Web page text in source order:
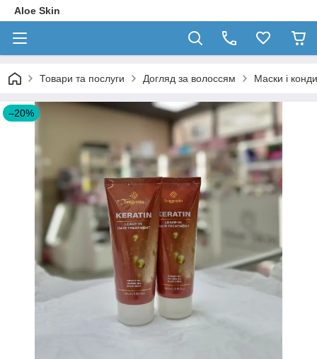
Aloe Skin
Товари та послуги Догляд за волоссям Маски і
–20%